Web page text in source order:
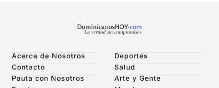
Acerca de Nosotros
Contacto
Pauta con Nosotros
Deportes
Salud
Arte y Gente